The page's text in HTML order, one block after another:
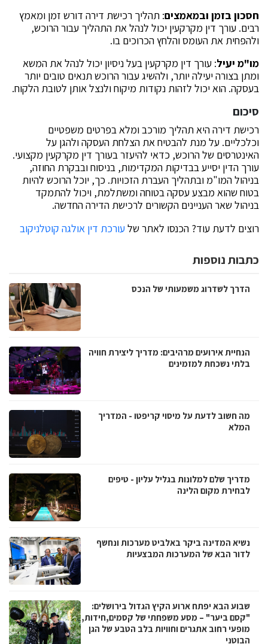
חסכון בזמן ובמאמצים: תהליך רכישת דירה דורש זמן ומאמץ
רבים. עורך דין מקרקעין יכול לנהל את התהליך עבור הרוכש,
ולהפחית את העומס והלחץ הכרוכים בו.
מו"מ יעיל: עורך דין מקרקעין בעל ניסיון יכול לנהל את המשא
ומתן בצורה יעילה יותר, ולהשיג עבור הרוכש תנאים טובים יותר
בעסקה. הוא יכול לזהות נקודות מיקוח ולנצל אותן לטובת הלקוח.
סיכום
רכישת דירה היא תהליך מורכב ומלא בפרטים משפטיים
וכלכליים. על מנת להבטיח את הצלחת העסקה ולהגן על
האינטרסים של הרוכש, כדאי להיעזר בעורך דין מקרקעין מקצועי.
עורך הדין יסייע בבדיקות המקדימות, בניסוח ובבקרת החוזה,
בניהול המו"מ ובתהליך העברת הזכויות. כך, יוכל הרוכש להיות
בטוח שהוא מבצע עסקה בטוחה ומשתלמת, ויכול להתמקד
בניהול שאר העניינים הקשורים לרכישת הדירה החדשה.
רוצים לדעת עוד? הכנסו לאתר של עורכת דין אולגה קוטלניקוב
כתבות נוספות
הדרך לשדרוג משמעותי של הנכס
הנחיית אירועים מרהיבים: מדריך ליצירת חוויה
בלתי נשכחת למזמינים
מה חשוב לדעת על מיסוי קריפטו - המדריך
המלא
מדריך שלם למלונות בגליל עליון - טיפים
לבחירת מקום הלינה
נשיא המדינה ביקר באלביט מערכות ונחשף
לדור הבא של המערכות המבצעיות
שבוע הבא יפתח ארוע הקיץ הגדול בירושלים:
"קסם ביער" – מסע משפחתי של קסמים,חידות,
מופעי רחוב אתגרים וחוויות בלב הטבע של הגן
הבוטני